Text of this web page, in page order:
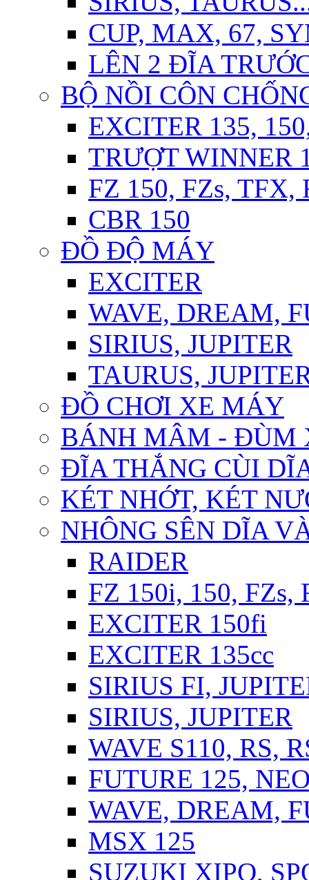
CUP, MAX, 67,
LÊN 2 ĐĨA
BỘ NỒI CÔN
EXCITER 135,
TRƯỢT WINNER
FZ 150, FZs, TFX,
CBR 150
ĐỒ ĐỘ MÁY
EXCITER
WAVE, DREAM,
SIRIUS, JUPITER
TAURUS,
ĐỒ CHƠI XE MÁY
BÁNH MÂM - ĐÙM
ĐĨA THẮNG CÙI
KÉT NHỚT, KÉT
NHÔNG SÊN DĨA
RAIDER
FZ 150i, 150, FZs,
EXCITER 150fi
EXCITER 135cc
SIRIUS FI,
SIRIUS, JUPITER
WAVE S110, RS,
FUTURE 125,
WAVE, DREAM,
MSX 125
SUZUKI XIPO,